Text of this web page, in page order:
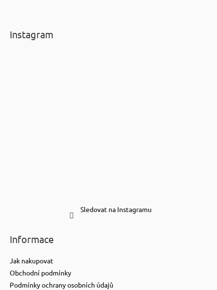
Instagram
Sledovat na Instagramu
Informace
Jak nakupovat
Obchodní podmínky
Podmínky ochrany osobních údajů